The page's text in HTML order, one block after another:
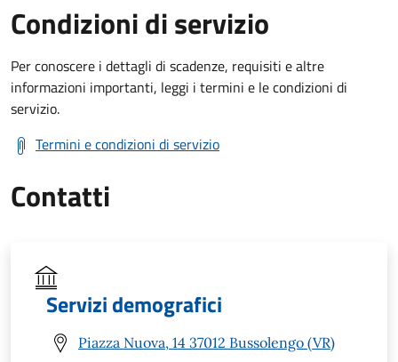
Condizioni di servizio
Per conoscere i dettagli di scadenze, requisiti e altre
informazioni importanti, leggi i termini e le condizioni di
servizio.
Termini e condizioni di servizio
Contatti
Servizi demografici
Piazza Nuova, 14 37012 Bussolengo (VR)